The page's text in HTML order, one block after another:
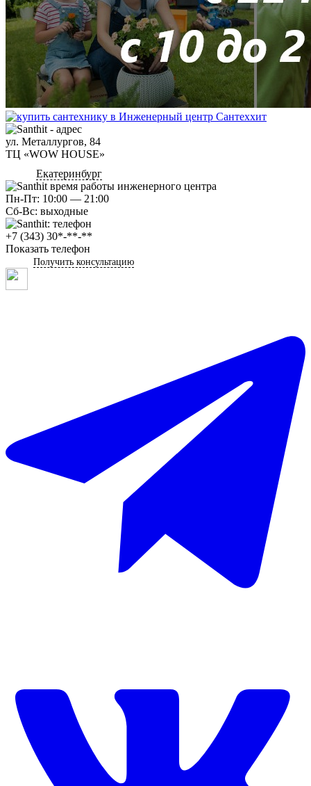
ул. Металлургов, 84
ТЦ «WOW HOUSE»
Екатеринбург
Пн-Пт: 10:00 — 21:00
Сб-Вс: выходные
+7 (343) 30*-**-**
Показать телефон
Получить консультацию